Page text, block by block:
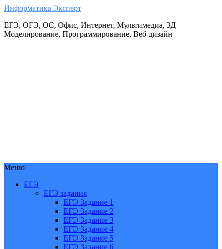
Информатика Эксперт
ЕГЭ, ОГЭ, ОС, Офис, Интернет, Мультимедиа, 3Д
Моделирование, Программирование, Веб-дизайн
Меню
ЕГЭ
ЕГЭ задания
ЕГЭ Задание 1
ЕГЭ Задание 2
ЕГЭ Задание 3
ЕГЭ Задание 4
ЕГЭ Задание 5
ЕГЭ Задание 6